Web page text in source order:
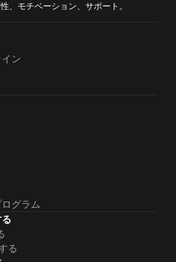
、モチベーション、サポート。
ン
グラム
る